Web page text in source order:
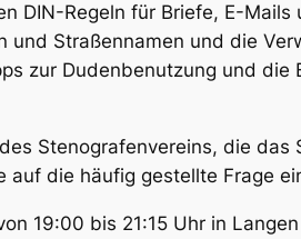
DIN-Regeln für Briefe, E-
Straßennamen und die
zur Dudenbenutzung und die
Stenografenvereins, die
die häufig gestellte Frage
19:00 bis 21:15 Uhr in